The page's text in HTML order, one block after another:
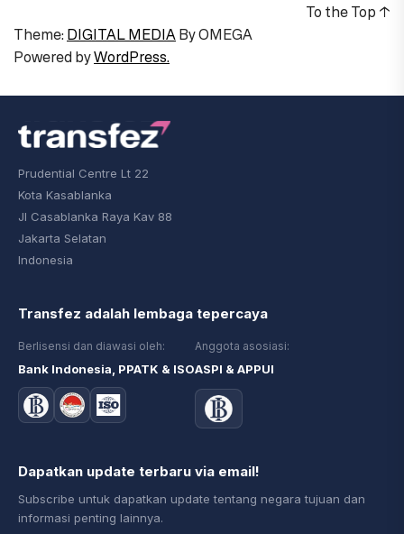
Theme: DIGITAL MEDIAByOMEGA
Powered byWordPress.
To the Top ↑
Prudential Centre Lt 22
Kota Kasablanka
Jl Casablanka Raya Kav 88
Jakarta Selatan
Indonesia
Transfez adalah lembaga tepercaya
Berlisensi dan diawasi oleh:
Bank Indonesia, PPATK & ISO
Anggota asosiasi:
ASPI & APPUI
Dapatkan update terbaru via email!
Subscribe untuk dapatkan update tentang negara tujuan dan
informasi penting lainnya.